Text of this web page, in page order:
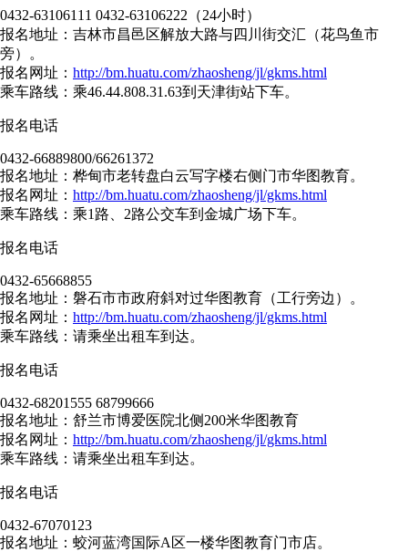
0432-63106111 0432-63106222（24小时）
报名地址：吉林市昌邑区解放大路与四川街交汇（花鸟鱼市
旁）。
报名网址： http://bm.huatu.com/zhaosheng/jl/gkms.html
乘车路线：乘46.44.808.31.63到天津街站下车。
报名电话
0432-66889800/66261372
报名地址：桦甸市老转盘白云写字楼右侧门市华图教育。
报名网址： http://bm.huatu.com/zhaosheng/jl/gkms.html
乘车路线：乘1路、2路公交车到金城广场下车。
报名电话
0432-65668855
报名地址：磐石市市政府斜对过华图教育（工行旁边）。
报名网址： http://bm.huatu.com/zhaosheng/jl/gkms.html
乘车路线：请乘坐出租车到达。
报名电话
0432-68201555 68799666
报名地址：舒兰市博爱医院北侧200米华图教育
报名网址： http://bm.huatu.com/zhaosheng/jl/gkms.html
乘车路线：请乘坐出租车到达。
报名电话
0432-67070123
报名地址：蛟河蓝湾国际A区一楼华图教育门市店。